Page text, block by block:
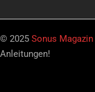
© 2025 Sonus Magazin
Anleitungen!